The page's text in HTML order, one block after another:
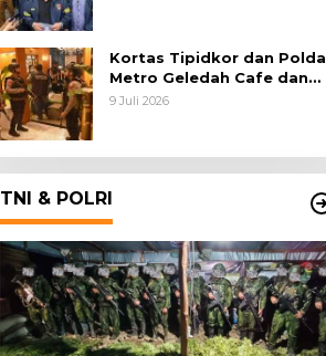
Kortas Tipidkor dan Polda
Metro Geledah Cafe dan
Money Changer
9 Juli 2026
TNI & POLRI